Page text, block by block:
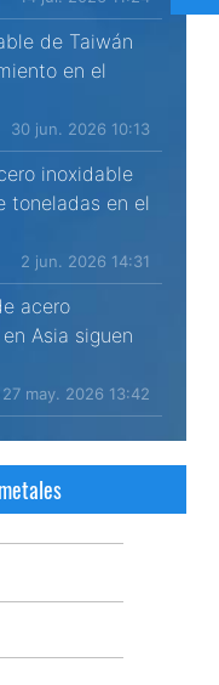
de Taiwán
en el
30 jun. 2026 10:13
inoxidable
toneladas en el
2 jun. 2026 14:31
acero
Asia siguen
27 may. 2026 13:42